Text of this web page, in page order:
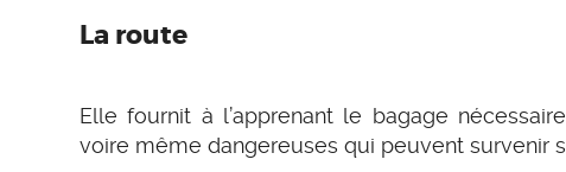
La route
Elle fournit à l’apprenant le bagage
voire même dangereuses qui peuvent survenir